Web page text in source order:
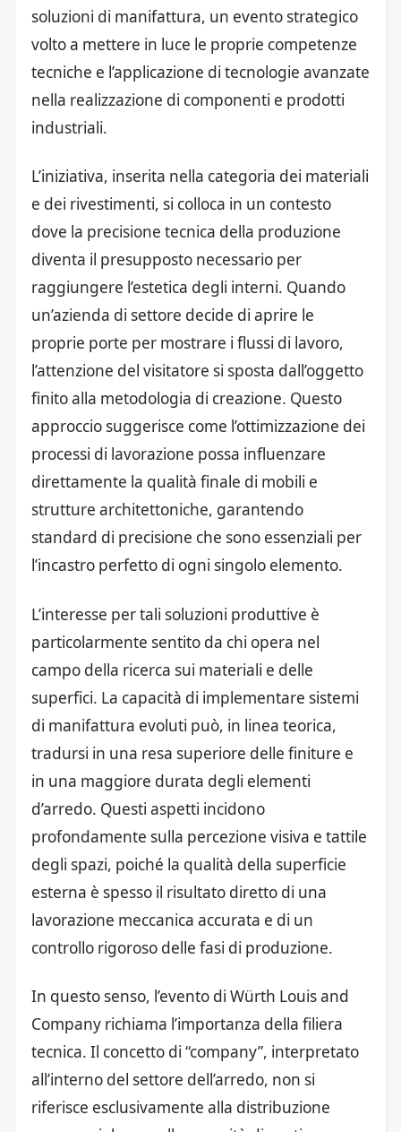
soluzioni di manifattura, un evento strategico
volto a mettere in luce le proprie competenze
tecniche e l’applicazione di tecnologie avanzate
nella realizzazione di componenti e prodotti
industriali.
L’iniziativa, inserita nella categoria dei materiali
e dei rivestimenti, si colloca in un contesto
dove la precisione tecnica della produzione
diventa il presupposto necessario per
raggiungere l’estetica degli interni. Quando
un’azienda di settore decide di aprire le
proprie porte per mostrare i flussi di lavoro,
l’attenzione del visitatore si sposta dall’oggetto
finito alla metodologia di creazione. Questo
approccio suggerisce come l’ottimizzazione dei
processi di lavorazione possa influenzare
direttamente la qualità finale di mobili e
strutture architettoniche, garantendo
standard di precisione che sono essenziali per
l’incastro perfetto di ogni singolo elemento.
L’interesse per tali soluzioni produttive è
particolarmente sentito da chi opera nel
campo della ricerca sui materiali e delle
superfici. La capacità di implementare sistemi
di manifattura evoluti può, in linea teorica,
tradursi in una resa superiore delle finiture e
in una maggiore durata degli elementi
d’arredo. Questi aspetti incidono
profondamente sulla percezione visiva e tattile
degli spazi, poiché la qualità della superficie
esterna è spesso il risultato diretto di una
lavorazione meccanica accurata e di un
controllo rigoroso delle fasi di produzione.
In questo senso, l’evento di Würth Louis and
Company richiama l’importanza della filiera
tecnica. Il concetto di “company”, interpretato
all’interno del settore dell’arredo, non si
riferisce esclusivamente alla distribuzione